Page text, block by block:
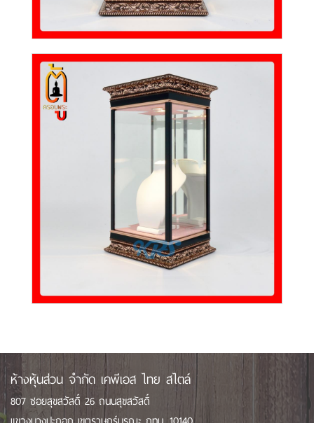
ห้างหุ้นส่วน จำกัด เคพีเอส ไทย สไตล์
807 ซอยสุขสวัสดิ์ 26 ถนนสุขสวัสดิ์